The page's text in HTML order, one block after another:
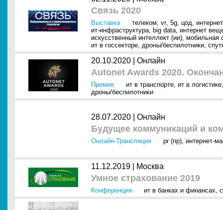
Связь 2020
Выставка телеком, vr, 5g, цод, интернет
ит-инфраструктура, big data, интернет
искусственный интеллект (ии), мобильная
ит в госсекторе, дроны/беспилотники,
20.10.2020 | Онлайн
Autonet Awards 2020.
Премия ит в транспорте, ит в логистике
дроны/беспилотники
28.07.2020 | Онлайн
Будущее коммуникаций и
Онлайн-Трансляция pr (пр), интернет-
11.12.2019 | Москва
Умное страхование 2019
Конференция ит в банках и финансах,